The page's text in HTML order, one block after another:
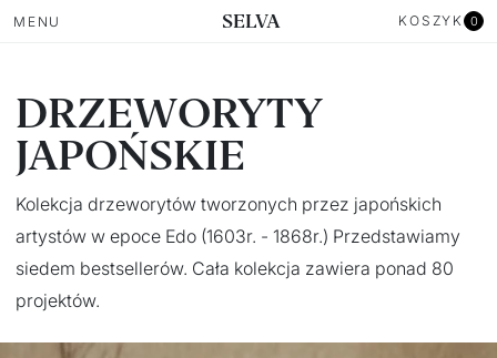
Przejdź
do treści
MENU SELVA KOSZYK 0
Koszyk
DRZEWORYTY
JAPOŃSKIE
Kolekcja drzeworytów tworzonych przez japońskich
artystów w epoce Edo (1603r. - 1868r.) Przedstawiamy
siedem bestsellerów. Cała kolekcja zawiera ponad 80
projektów.